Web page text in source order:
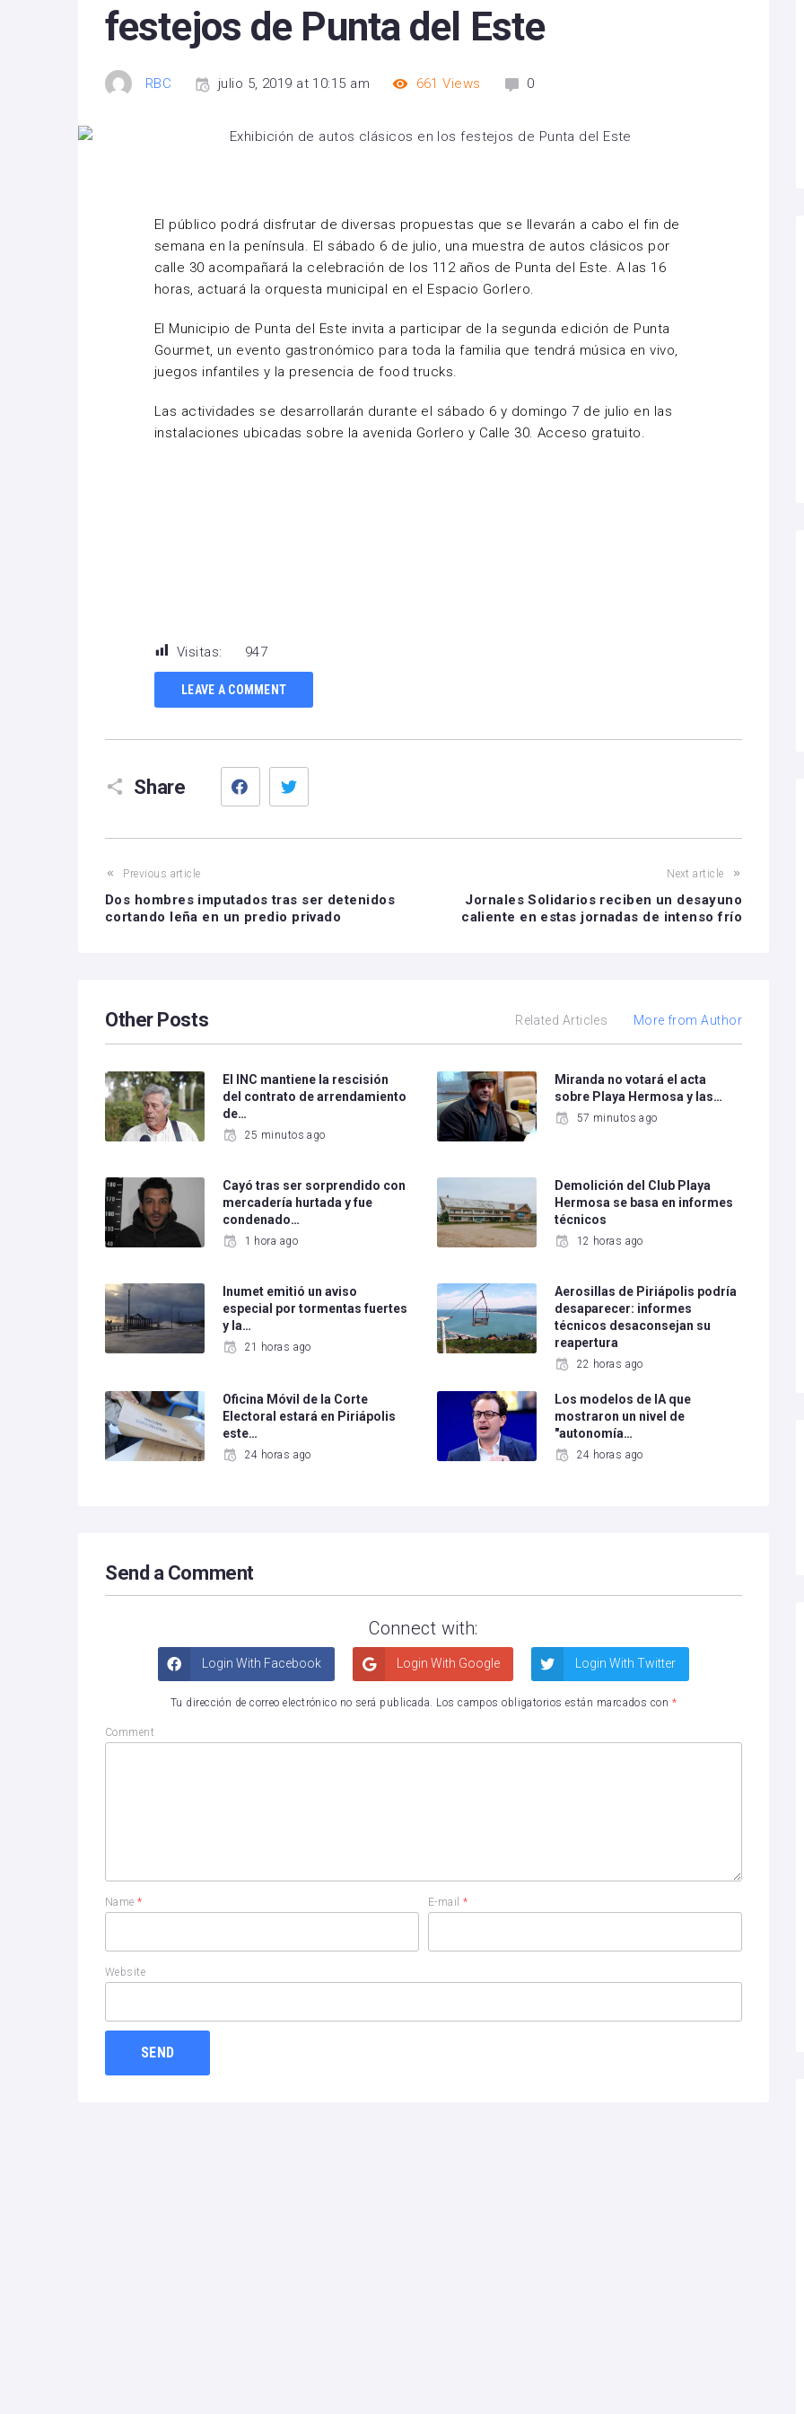
festejos de Punta del Este
RBC julio 5, 2019 at 10:15 am 661 Views 0
El público podrá disfrutar de diversas propuestas que se llevarán a cabo el fin de
semana en la península. El sábado 6 de julio, una muestra de autos clásicos por
calle 30 acompañará la celebración de los 112 años de Punta del Este. A las 16
horas, actuará la orquesta municipal en el Espacio Gorlero.
El Municipio de Punta del Este invita a participar de la segunda edición de Punta
Gourmet, un evento gastronómico para toda la familia que tendrá música en vivo,
juegos infantiles y la presencia de food trucks.
Las actividades se desarrollarán durante el sábado 6 y domingo 7 de julio en las
instalaciones ubicadas sobre la avenida Gorlero y Calle 30. Acceso gratuito.
Visitas: 947
LEAVE A COMMENT
Share
Facebook
Previous article
Dos hombres imputados tras ser detenidos
cortando leña en un predio privado
Next article
Jornales Solidarios reciben un desayuno
caliente en estas jornadas de intenso frío
Other Posts Related Articles More from Author
El INC mantiene la rescisión
del contrato de arrendamiento
de…
25 minutos ago
Miranda no votará el acta
sobre Playa Hermosa y las…
57 minutos ago
Cayó tras ser sorprendido con
mercadería hurtada y fue
condenado…
1 hora ago
Demolición del Club Playa
Hermosa se basa en informes
técnicos
12 horas ago
Inumet emitió un aviso
especial por tormentas fuertes
y la…
21 horas ago
Aerosillas de Piriápolis podría
desaparecer: informes
técnicos desaconsejan su
reapertura
22 horas ago
Oficina Móvil de la Corte
Electoral estará en Piriápolis
este…
24 horas ago
Los modelos de IA que
mostraron un nivel de
"autonomía…
24 horas ago
Send a Comment
Connect with:
Login With Facebook Login With Google Login With Twitter
Tu dirección de correo electrónico no será publicada. Los campos obligatorios están marcados con *
Comment
Name* E-mail*
Website